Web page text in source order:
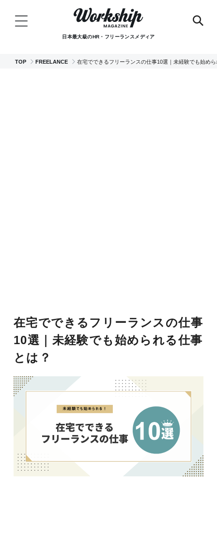
日本最大級のHR・フリーランスメディア
TOP FREELANCE 在宅でできるフリーランスの仕事10選｜未経験でも始め
在宅でできるフリーランスの仕事
10選｜未経験でも始められる仕事
とは？